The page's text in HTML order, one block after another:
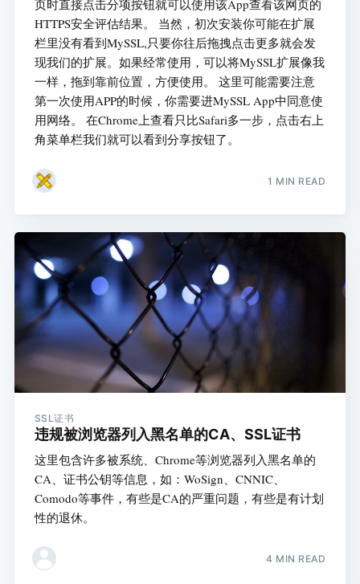
页时直接点击分项按钮就可以使用该App查看该网页的
HTTPS安全评估结果。 当然，初次安装你可能在扩展
栏里没有看到MySSL,只要你往后拖拽点击更多就会发
现我们的扩展。如果经常使用，可以将MySSL扩展像我
一样，拖到靠前位置，方便使用。 这里可能需要注意
第一次使用APP的时候，你需要进MySSL App中同意使
用网络。 在Chrome上查看只比Safari多一步，点击右上
角菜单栏我们就可以看到分享按钮了。
1 MIN READ
SSL证书
违规被浏览器列入黑名单的CA、SSL证书
这里包含许多被系统、Chrome等浏览器列入黑名单的
CA、证书公钥等信息，如：WoSign、CNNIC、
Comodo等事件，有些是CA的严重问题，有些是有计划
性的退休。
4 MIN READ